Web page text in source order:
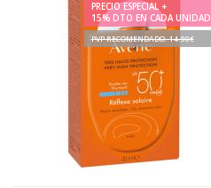
PRECIO ESPECIAL +
15% DTO EN CADA UNIDAD
PVP RECOMENDADO. 14.90€